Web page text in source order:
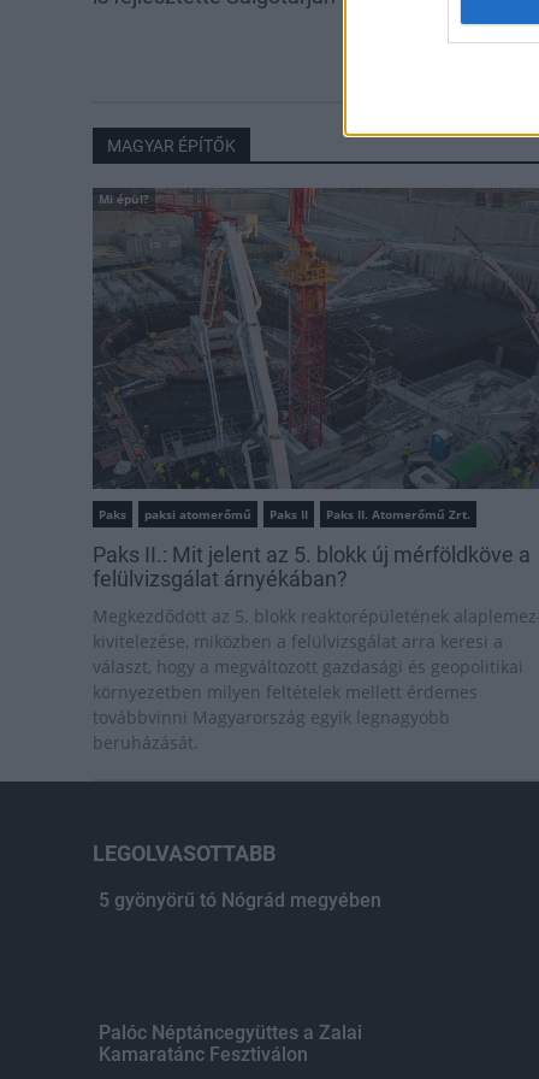
kiterjedő
program
MAGYAR ÉPÍTŐK
Mi épül?
Paks paksi atomerőmű Paks II Paks II. Atomerőmű Zrt.
Paks II.: Mit jelent az 5. blokk új mérföldköve a
felülvizsgálat árnyékában?
Megkezdődött az 5. blokk reaktorépületének
kivitelezése, miközben a felülvizsgálat arra keresi a
választ, hogy a megváltozott gazdasági és geopolitikai
környezetben milyen feltételek mellett érdemes
továbbvinni Magyarország egyik legnagyobb
beruházását.
LEGOLVASOTTABB
5 gyönyörű tó Nógrád megyében
Palóc Néptáncegyüttes a Zalai
Kamaratánc Fesztiválon